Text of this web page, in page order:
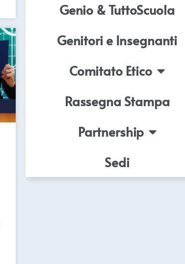
Genio & TuttoScuola
Genitori e Insegnanti
Comitato Etico
Rassegna Stampa
Partnership
Sedi